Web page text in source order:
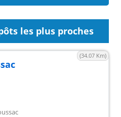
les plus proches
(34.07 Km)